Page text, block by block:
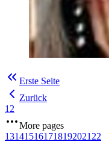
Erste Seite
Zurück
1 2
More pages
131415161718192021 22